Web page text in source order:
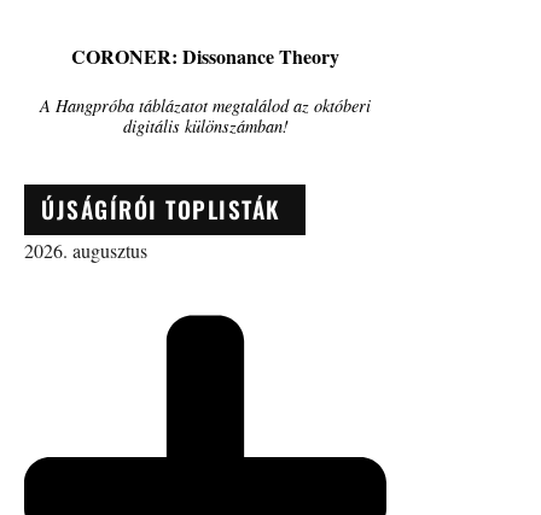
CORONER: Dissonance Theory
A Hangpróba táblázatot megtalálod az októberi
digitális különszámban!
ÚJSÁGÍRÓI TOPLISTÁK
2026. augusztus